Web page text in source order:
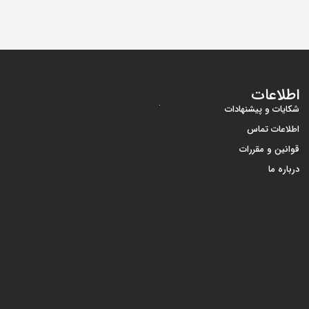
اطلاعات
شکایات و پیشنهادات
اطلاعات تماس
قوانین و مقررات
درباره ما